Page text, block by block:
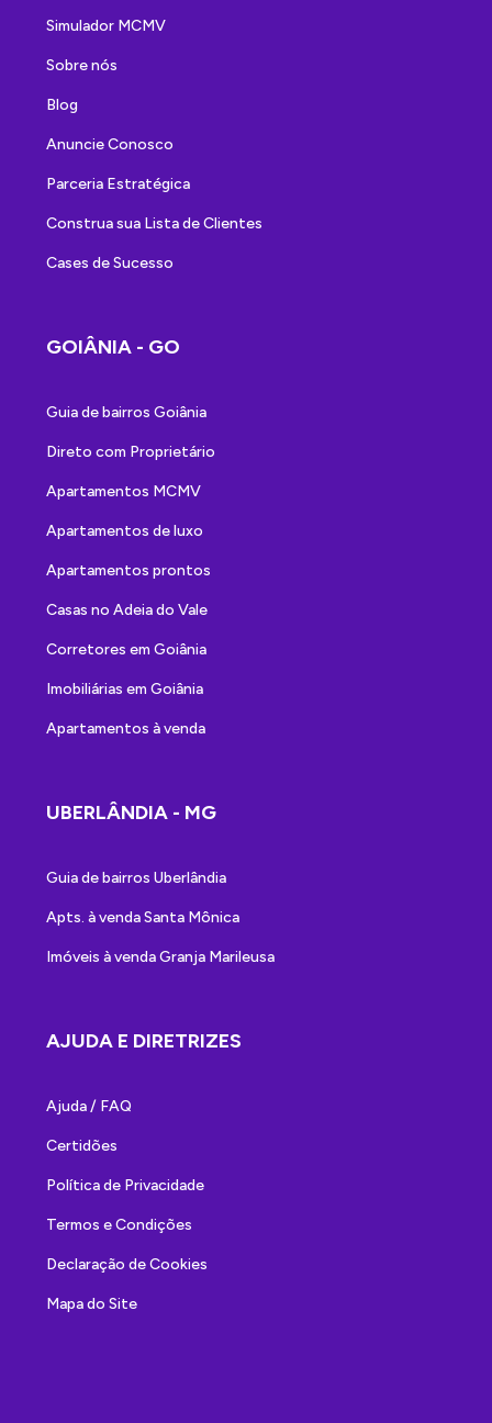
Simulador MCMV
Sobre nós
Blog
Anuncie Conosco
Parceria Estratégica
Construa sua Lista de Clientes
Cases de Sucesso
GOIÂNIA - GO
Guia de bairros Goiânia
Direto com Proprietário
Apartamentos MCMV
Apartamentos de luxo
Apartamentos prontos
Casas no Adeia do Vale
Corretores em Goiânia
Imobiliárias em Goiânia
Apartamentos à venda
UBERLÂNDIA - MG
Guia de bairros Uberlândia
Apts. à venda Santa Mônica
Imóveis à venda Granja Marileusa
AJUDA E DIRETRIZES
Ajuda / FAQ
Certidões
Política de Privacidade
Termos e Condições
Declaração de Cookies
Mapa do Site